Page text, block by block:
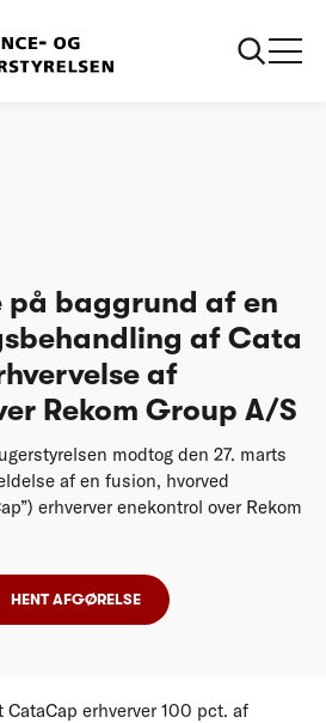
af enekontrol over Rekom Group AS
på baggrund af en
af Cata
af
Rekom Group A/S
modtog den 27. marts
af en fusion, hvorved
erhverver enekontrol over Rekom
HENT AFGØRELSE
erhverver 100 pct. af